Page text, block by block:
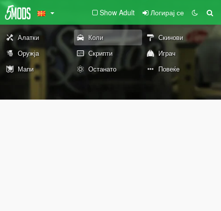
Show Adult Логирај се
Алатки Коли
Скинови
Оружја
Скрипти
Играч
Мапи
Останато Повеќе